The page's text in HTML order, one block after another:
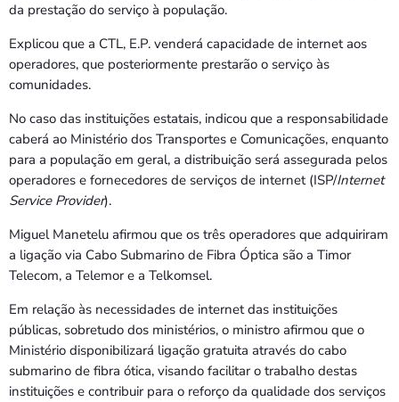
da prestação do serviço à população.
Explicou que a CTL, E.P. venderá capacidade de internet aos
operadores, que posteriormente prestarão o serviço às
comunidades.
No caso das instituições estatais, indicou que a responsabilidade
caberá ao Ministério dos Transportes e Comunicações, enquanto
para a população em geral, a distribuição será assegurada pelos
operadores e fornecedores de serviços de internet (ISP/Internet
Service Provider).
Miguel Manetelu afirmou que os três operadores que adquiriram
a ligação via Cabo Submarino de Fibra Óptica são a Timor
Telecom, a Telemor e a Telkomsel.
Em relação às necessidades de internet das instituições
públicas, sobretudo dos ministérios, o ministro afirmou que o
Ministério disponibilizará ligação gratuita através do cabo
submarino de fibra ótica, visando facilitar o trabalho destas
instituições e contribuir para o reforço da qualidade dos serviços